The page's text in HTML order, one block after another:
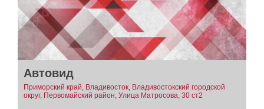
Автовид
Приморский край, Владивосток, Владивостокский городской
округ, Первомайский район, Улица Матросова, 30 ст2